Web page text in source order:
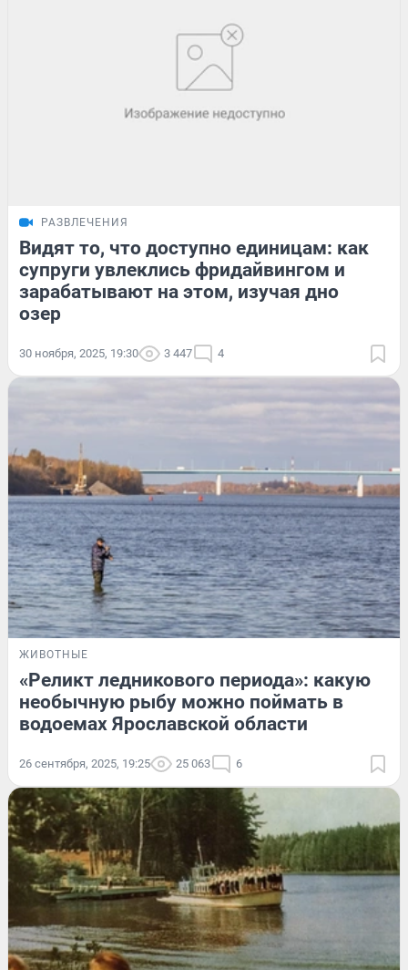
РАЗВЛЕЧЕНИЯ
Видят то, что доступно единицам: как
супруги увлеклись фридайвингом и
зарабатывают на этом, изучая дно
озер
30 ноября, 2025, 19:30 3 447 4
ЖИВОТНЫЕ
«Реликт ледникового периода»: какую
необычную рыбу можно поймать в
водоемах Ярославской области
26 сентября, 2025, 19:25 25 063 6